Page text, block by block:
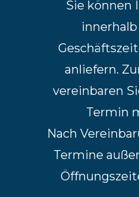
Sie können
anliefern.
vereinbaren
Termin
Nach
Termine